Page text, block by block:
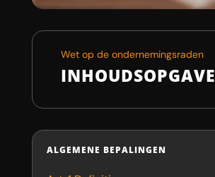
Wet op de ondernemingsraden
INHOUDSOPGAVE
ALGEMENE BEPALINGEN